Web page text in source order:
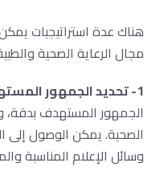
هناك عدة استراتيجيات
مجال الرعاية الصحية
1- تحديد الجمهور المستهدف:
الجمهور المستهدف بدقة،
الصحية. يمكن الوصول
وسائل الإعلام المناسبة